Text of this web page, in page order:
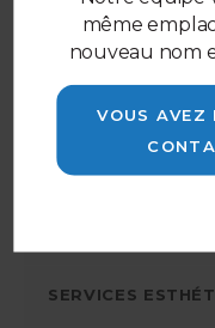
PRÉVENTION ET
RESTAURATION
COURONNES ET
SERVICES
même
nouveau nom
VOUS AVEZ